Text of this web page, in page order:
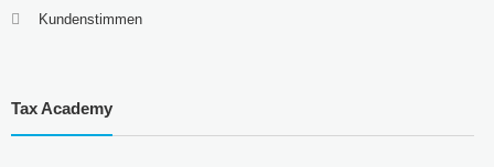
Kundenstimmen
Tax Academy